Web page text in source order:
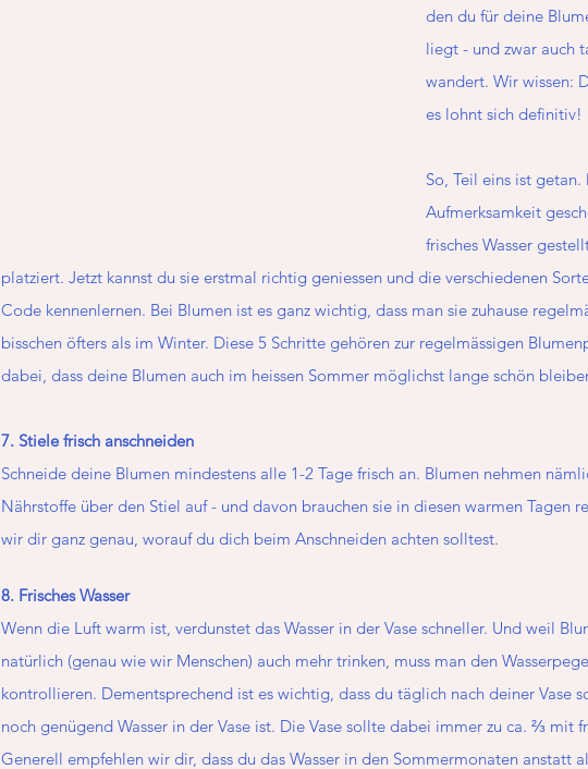
den du für deine
liegt - und zwar auch
wandert. Wir wissen:
es lohnt sich definitiv!
So, Teil eins ist
Aufmerksamkeit
frisches Wasser
platziert. Jetzt kannst du sie erstmal richtig geniessen und die verschiedenen
Code kennenlernen. Bei Blumen ist es ganz wichtig, dass man sie zuhause
bisschen öfters als im Winter. Diese 5 Schritte gehören zur regelmässigen
dabei, dass deine Blumen auch im heissen Sommer möglichst lange schön
7. Stiele frisch anschneiden
Schneide deine Blumen mindestens alle 1-2 Tage frisch an. Blumen nehmen
Nährstoffe über den Stiel auf - und davon brauchen sie in diesen warmen Tagen
wir dir ganz genau, worauf du dich beim Anschneiden achten solltest.
8. Frisches Wasser
Wenn die Luft warm ist, verdunstet das Wasser in der Vase schneller. Und weil
natürlich (genau wie wir Menschen) auch mehr trinken, muss man den
kontrollieren. Dementsprechend ist es wichtig, dass du täglich nach deiner Vase
noch genügend Wasser in der Vase ist. Die Vase sollte dabei immer zu ca. ⅔ mit
Generell empfehlen wir dir, dass du das Wasser in den Sommermonaten anstatt